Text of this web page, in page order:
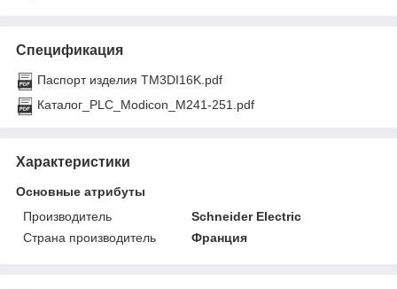
Спецификация
Паспорт изделия TM3DI16K.pdf
Каталог_PLC_Modicon_M241-251.pdf
Характеристики
Основные атрибуты
Производитель
Schneider Electric
Страна производитель
Франция